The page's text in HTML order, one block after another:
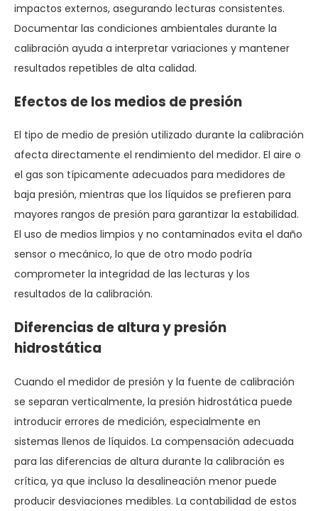
impactos externos, asegurando lecturas consistentes.
Documentar las condiciones ambientales durante la
calibración ayuda a interpretar variaciones y mantener
resultados repetibles de alta calidad.
Efectos de los medios de presión
El tipo de medio de presión utilizado durante la calibración
afecta directamente el rendimiento del medidor. El aire o
el gas son típicamente adecuados para medidores de
baja presión, mientras que los líquidos se prefieren para
mayores rangos de presión para garantizar la estabilidad.
El uso de medios limpios y no contaminados evita el daño
sensor o mecánico, lo que de otro modo podría
comprometer la integridad de las lecturas y los
resultados de la calibración.
Diferencias de altura y presión
hidrostática
Cuando el medidor de presión y la fuente de calibración
se separan verticalmente, la presión hidrostática puede
introducir errores de medición, especialmente en
sistemas llenos de líquidos. La compensación adecuada
para las diferencias de altura durante la calibración es
crítica, ya que incluso la desalineación menor puede
producir desviaciones medibles. La contabilidad de estos